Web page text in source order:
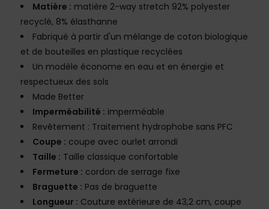
Matière : matière 2-way stretch 92% polyester
recyclé, 8% élasthanne
Fabriqué à partir d'un mélange de coton biologique
et de bouteilles en plastique recyclées
Un modèle économe en eau et en énergie et
respectueux des sols
Made Better
Imperméabilité : imperméable
Revêtement : Traitement hydrophobe sans PFC
Coupe : coupe avec ourlet arrondi
Taille : Taille classique confortable
Fermeture : cordon de serrage fixe
Braguette : Pas de braguette
Longueur : Couture extérieure de 43,2 cm, coupe